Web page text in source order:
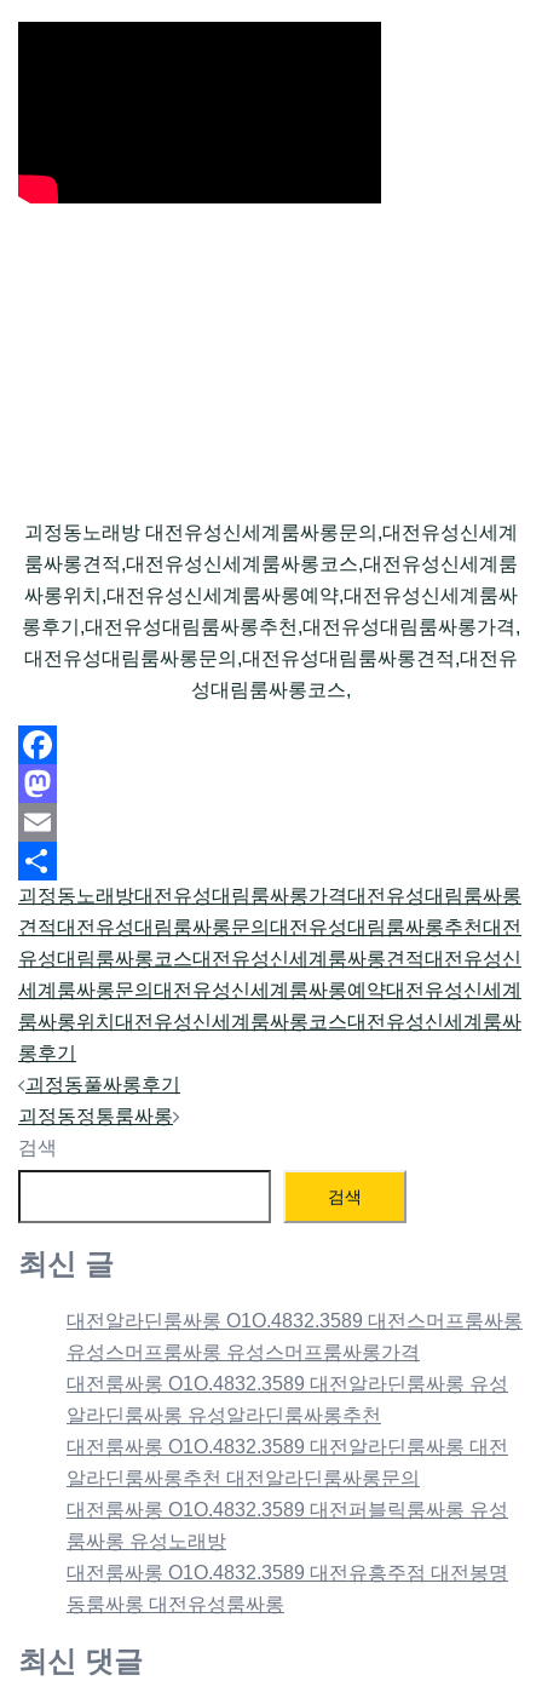
괴정동노래방 대전유성신세계룸싸롱문의,대전유성신세계
룸싸롱견적,대전유성신세계룸싸롱코스,대전유성신세계룸
싸롱위치,대전유성신세계룸싸롱예약,대전유성신세계룸싸
롱후기,대전유성대림룸싸롱추천,대전유성대림룸싸롱가격,
대전유성대림룸싸롱문의,대전유성대림룸싸롱견적,대전유
성대림룸싸롱코스,
Facebook
Mastodon
Email
Share
괴정동노래방대전유성대림룸싸롱가격대전유성대림룸싸롱
견적대전유성대림룸싸롱문의 대전유성대림룸싸롱추천대전
유성대림룸싸롱코스대전유성신세계룸싸롱견적대전유성신
세계룸싸롱문의 대전유성신세계룸싸롱예약대전유성신세계
룸싸롱위치 대전유성신세계룸싸롱코스대전유성신세계룸싸
롱후기
Post
navigation
괴정동풀싸롱후기
괴정동정통룸싸롱
검색
검색
최신 글
대전알라딘룸싸롱 O1O.4832.3589 대전스머프룸싸롱
유성스머프룸싸롱 유성스머프룸싸롱가격
대전룸싸롱 O1O.4832.3589 대전알라딘룸싸롱 유성
알라딘룸싸롱 유성알라딘룸싸롱추천
대전룸싸롱 O1O.4832.3589 대전알라딘룸싸롱 대전
알라딘룸싸롱추천 대전알라딘룸싸롱문의
대전룸싸롱 O1O.4832.3589 대전퍼블릭룸싸롱 유성
룸싸롱 유성노래방
대전룸싸롱 O1O.4832.3589 대전유흥주점 대전봉명
동룸싸롱 대전유성룸싸롱
최신 댓글